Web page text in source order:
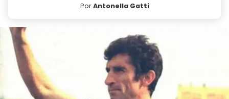
PorAntonella Gatti